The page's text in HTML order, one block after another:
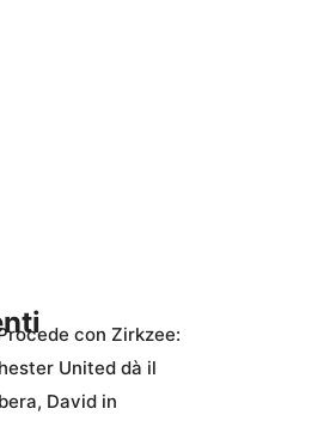
con Zirkzee:
United dà il
David in